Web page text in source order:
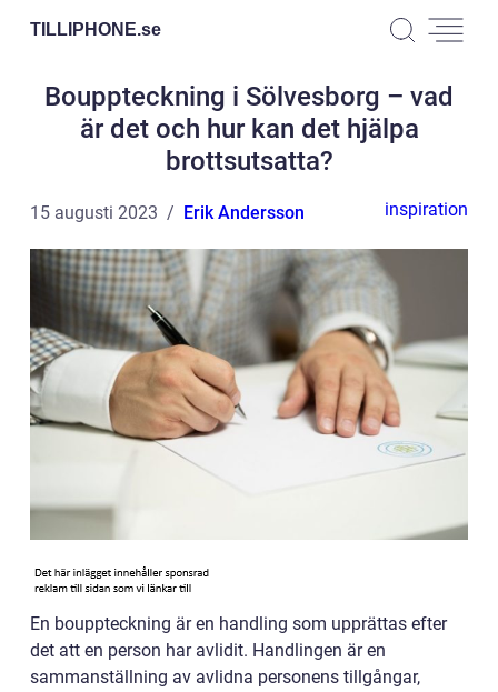
TILLIPHONE.se
Bouppteckning i Sölvesborg – vad
är det och hur kan det hjälpa
brottsutsatta?
15 augusti 2023 Erik Andersson inspiration
En bouppteckning är en handling som upprättas efter
det att en person har avlidit. Handlingen är en
sammanställning av avlidna personens tillgångar,